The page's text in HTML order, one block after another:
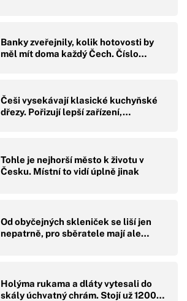
Banky zveřejnily, kolik hotovosti by
měl mít doma každý Čech. Číslo…
Češi vysekávají klasické kuchyňské
dřezy. Pořizují lepší zařízení,…
Tohle je nejhorší město k životu v
Česku. Místní to vidí úplně jinak
Od obyčejných skleniček se liší jen
nepatrně, pro sběratele mají ale…
Holýma rukama a dláty vytesali do
skály úchvatný chrám. Stojí už 1200…